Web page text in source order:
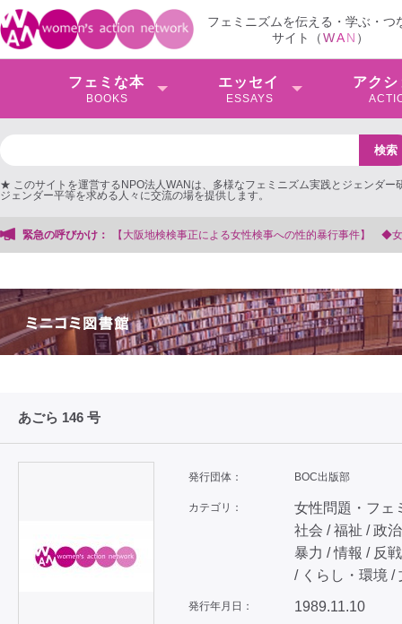
フェミニズムを伝える・学ぶ・つ
サイト（WAN ）
フェミな本
BOOKS
エッセイ
ESSAYS
アクシ
★ このサイトを運営するNPO法人WANは、多様なフェミニズム実践とジェンダー
ジェンダー平等を求める人々に交流の場を提供します。
緊急の呼びかけ：
よる女性検事への性的暴行事件】 ◆女性検事を支援する会事務局
あごら 146 号
発行団体： BOC出版部
カテゴリ：
女性問題・フェ
社会 / 福祉 / 政
暴力 / 情報 / 反
/ くらし・環境 /
発行年月日： 1989.11.10